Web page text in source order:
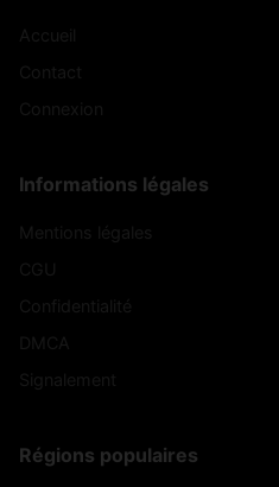
Informations légales
Régions populaires